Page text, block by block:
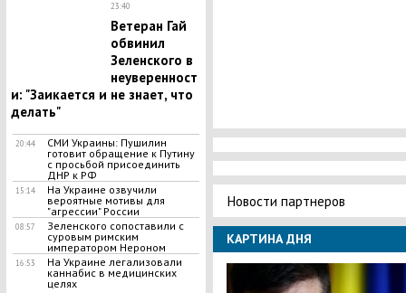
23:40
Ветеран Гай
обвинил
Зеленского в
неуверенност
и: "Заикается и не знает, что
делать"
20:44
СМИ Украины: Пушилин
готовит обращение к Путину
с просьбой присоединить
ДНР к РФ
15:14
На Украине озвучили
вероятные мотивы для
"агрессии" России
08:57
Зеленского сопоставили с
суровым римским
императором Нероном
16:53
На Украине легализовали
каннабис в медицинских
целях
Новости партнеров
КАРТИНА ДНЯ